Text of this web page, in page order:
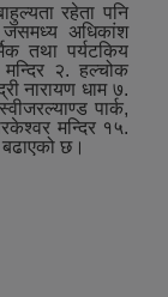
रहेता पनि
जसमध्‍य अधिकांश
तथा पर्यटकिय
२. हल्चोक
नारायण धाम ७.
पार्क,
मन्दिर १५.
छ।